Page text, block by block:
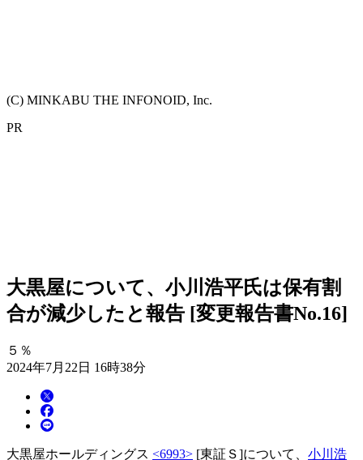
(C) MINKABU THE INFONOID, Inc.
PR
大黒屋について、小川浩平氏は保有割
合が減少したと報告 [変更報告書No.16]
５％
2024年7月22日 16時38分
大黒屋ホールディングス <6993> [東証Ｓ]について、 小川浩